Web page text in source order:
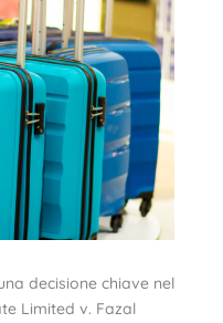
decisione chiave nel
Limited v. Fazal